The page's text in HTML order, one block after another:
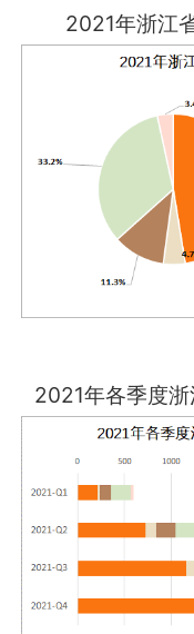
2021年浙江
2021年各季度